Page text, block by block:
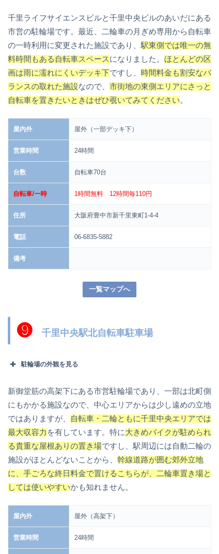
千里ライフサイエンスビルと千里中央ビルのあいだにある
市営の駐輪場です。最近、二輪車の月ぎめ専用から自転車
の一時利用に変更された施設であり、 駅東側では唯一の無
料時間もある自転車スペース になりました。 ほとんどの区
画は雨に濡れにくいデッキ下ですし、 時間料金も割安なバ
ランスの取れた施設なので、 市街地の東側エリアにさっと
自転車を置きたいときはぜひ覗いてみてください。
屋内外 屋外（一部デッキ下）
営業時間 24時間
台数 自転車70台
自転車/一時 1時間無料 12時間毎110円
住所 大阪府豊中市新千里東町1-4-4
電話 06-6835-5882
備考
一覧マップへ
❾千里中央駅北自転車駐車場
駐輪場の外観を見る
新御堂筋の高架下にある市営駐輪場であり、一部は北町側
にもかかる施設なので、中心エリアからは少し遠めの立地
ではありますが、
自転車・二輪ともに千里中央エリアでは
最大収容力 を有しています。特に大きめバイクが駐められ
る貴重な屋根ありの置き場ですし、駅周辺には自動二輪の
施設がほとんどないことから、 幹線道路が囲む郊外立地
に、手ごろな終日料金で置けるこちらが、二輪車置き場と
しては使いやすいかも知れません。
屋内外 屋外（高架下）
営業時間 24時間